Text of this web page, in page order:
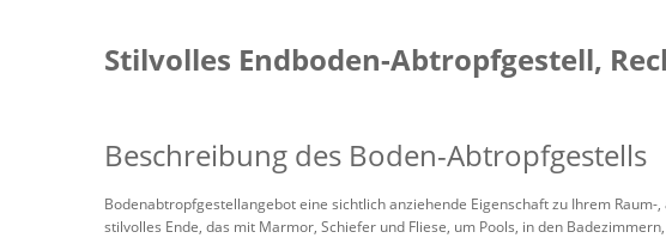
Stilvolles Endboden-Abtropfgestell,
Beschreibung des Boden-Abtropfgestells
Bodenabtropfgestellangebot eine sichtlich anziehende Eigenschaft zu Ihrem
stilvolles Ende, das mit Marmor, Schiefer und Fliese, um Pools, in den